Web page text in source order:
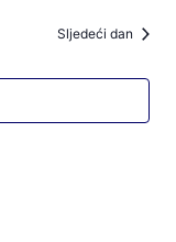
Sljedeći dan